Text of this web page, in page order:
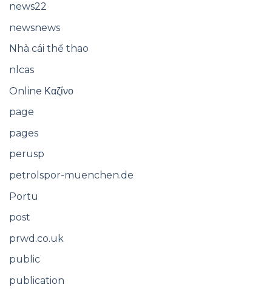
news22
newsnews
Nhà cái thể thao
nlcas
Online Καζίνο
page
pages
perusp
petrolspor-muenchen.de
Portu
post
prwd.co.uk
public
publication